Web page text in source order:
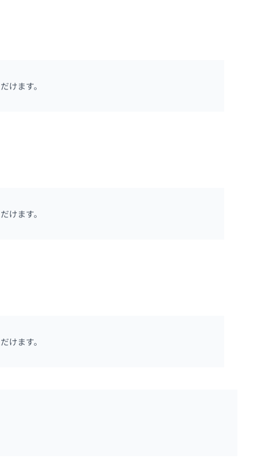
けます。
けます。
けます。